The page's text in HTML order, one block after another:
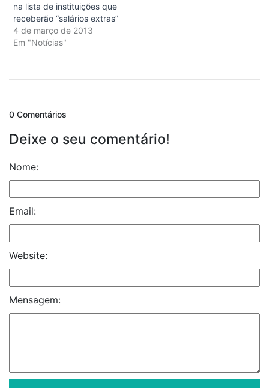
na lista de instituições que
receberão “salários extras”
4 de março de 2013
Em "Notícias"
0 Comentários
Deixe o seu comentário!
Nome:
Email:
Website:
Mensagem: